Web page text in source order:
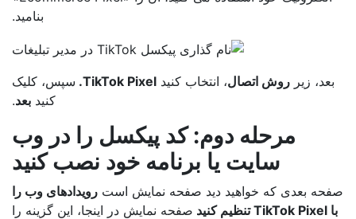
بنامید.
زیر روش اتصال، انتخاب کنیدTikTok Pixel. سپس، کلیک
کنیدبعد.
مرحله دوم: کد پیکسل را در وب
سایت یا برنامه خود نصب کنید
بعدی که خواهید دید صفحه نمایش استرویدادهای وب را
صفحه نمایش در اینجا، این گزینه را